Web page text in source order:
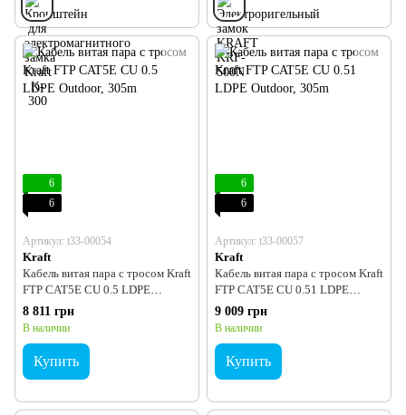
6
6
Артикул: t33-00054
Kraft
Кабель витая пара с тросом Kraft
FTP CAT5E CU 0.5 LDPE
Outdoor, 305m
8 811 грн
В наличии
Купить
6
6
Артикул: t33-00057
Kraft
Кабель витая пара с тросом Kraft
FTP CAT5E CU 0.51 LDPE
Outdoor, 305m
9 009 грн
В наличии
Купить